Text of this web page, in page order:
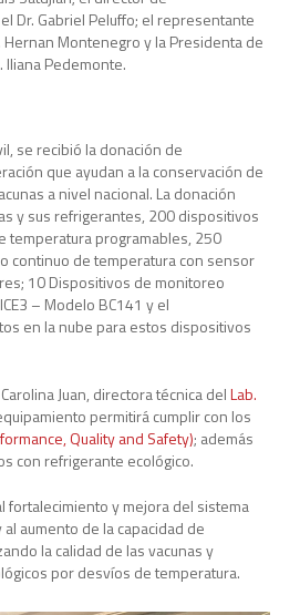
Dr. Gabriel Peluffo; el representante
Hernan Montenegro y la Presidenta de
Iliana Pedemonte.
se recibió la donación de
que ayudan a la conservación de
a nivel nacional. La donación
y sus refrigerantes, 200 dispositivos
temperatura programables, 250
continuo de temperatura con sensor
10 Dispositivos de monitoreo
– Modelo BC141 y el
en la nube para estos dispositivos
Juan, directora técnica delLab.
permitirá cumplir con los
Quality and Safety); además
con refrigerante ecológico.
fortalecimiento y mejora del sistema
aumento de la capacidad de
la calidad de las vacunas y
por desvíos de temperatura.